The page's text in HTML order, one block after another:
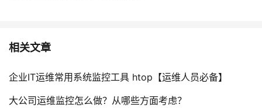
相关文章
企业IT运维常用系统监控工具 htop【运维人员必备】
大公司运维监控怎么做？从哪些方面考虑？